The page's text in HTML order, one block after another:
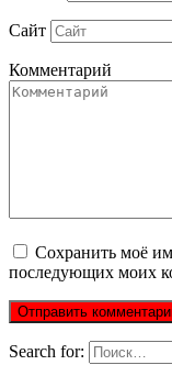
Сайт
Комментарий
Сохранить моё
последующих моих
Search for: